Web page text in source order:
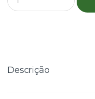
u
Descrição